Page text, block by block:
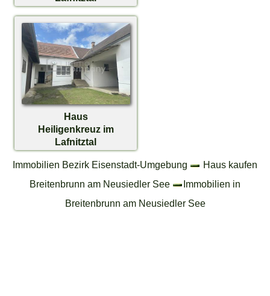
€ 199.000,-
Haus
Heiligenkreuz im
Lafnitztal
€ 198.000,-
Immobilien Bezirk Eisenstadt-Umgebung
Haus kaufen
Breitenbrunn am Neusiedler See
Immobilien in
Breitenbrunn am Neusiedler See